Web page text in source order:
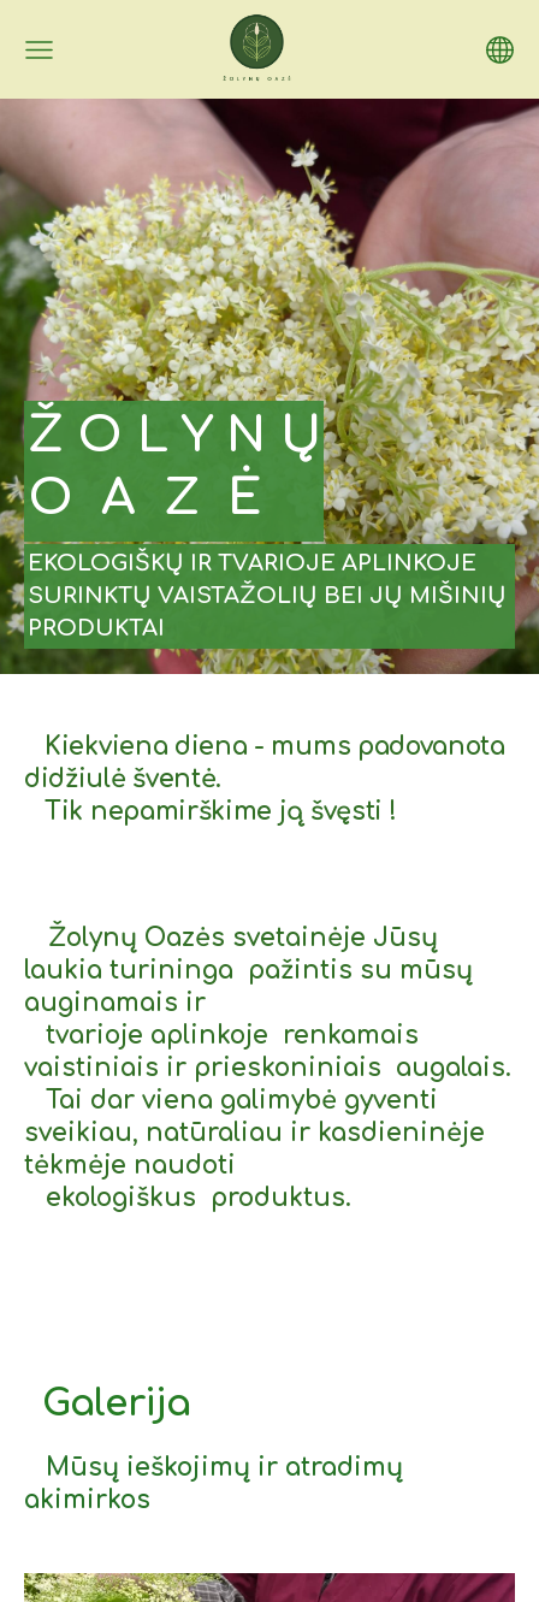
Ž O L Y N Ų
O A Z Ė
EKOLOGIŠKŲ IR TVARIOJE APLINKOJE
SURINKTŲ VAISTAŽOLIŲ BEI JŲ MIŠINIŲ
PRODUKTAI
Kiekviena diena - mums padovanota
didžiulė šventė.
Tik nepamirškime ją švęsti !
Žolynų Oazės svetainėje Jūsų
laukia turininga pažintis su mūsų
auginamais ir
tvarioje aplinkoje renkamais
vaistiniais ir prieskoniniais augalais.
Tai dar viena galimybė gyventi
sveikiau, natūraliau ir kasdieninėje
tėkmėje naudoti
ekologiškus produktus.
Galerija
Mūsų ieškojimų ir atradimų
akimirkos